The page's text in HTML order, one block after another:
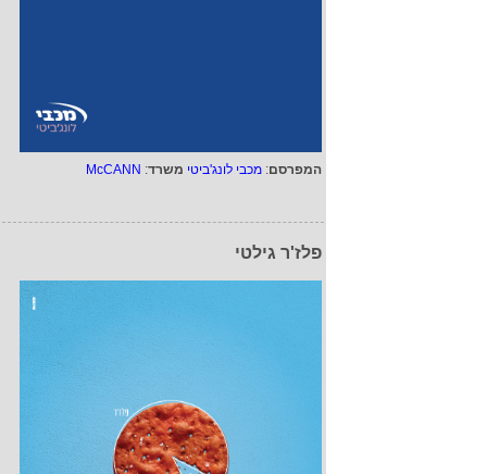
המפרסם: מכבי לונג'ביטי משרד:
McCANN
פלז'ר גילטי